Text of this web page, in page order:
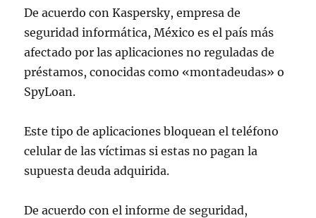
De acuerdo con Kaspersky, empresa de
seguridad informática, México es el país más
afectado por las aplicaciones no reguladas de
préstamos, conocidas como «montadeudas» o
SpyLoan.
Este tipo de aplicaciones bloquean el teléfono
celular de las víctimas si estas no pagan la
supuesta deuda adquirida.
De acuerdo con el informe de seguridad,